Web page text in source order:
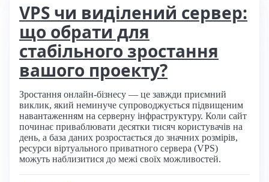
VPS чи виділений сервер:
що обрати для
стабільного зростання
вашого проекту?
Зростання онлайн-бізнесу — це завжди приємний
виклик, який неминуче супроводжується підвищеним
навантаженням на серверну інфраструктуру. Коли сайт
починає приваблювати десятки тисяч користувачів на
день, а база даних розростається до значних розмірів,
ресурси віртуального приватного сервера (VPS)
можуть наблизитися до межі своїх можливостей.